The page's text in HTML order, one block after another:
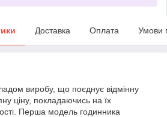
Доставка Оплата Умови
виробу, що поєднує відмінну
ціну, покладаючись на їх
Перша модель годинника